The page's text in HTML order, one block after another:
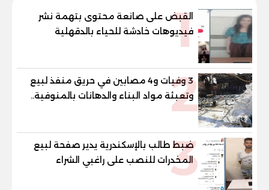
1
القبض على صانعة محتوى بتهمة نشر
فيديوهات خادشة للحياء بالدقهلية
2
3 وفيات و4 مصابين في حريق منفذ لبيع
وتعبئة مواد البناء والدهانات بالمنوفية..
والمحافظ يتابع من موقع الحادث
3
ضبط طالب بالإسكندرية يدير صفحة لبيع
المخدرات للنصب على راغبي الشراء